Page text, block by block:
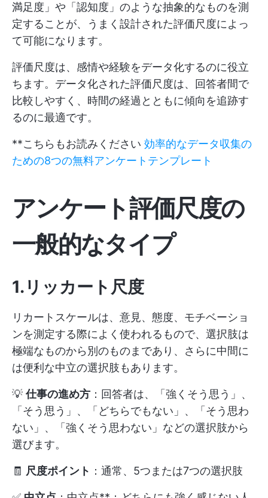
満足度」や「認知度」のような抽象的なものを測
定することが、うまく設計された評価尺度によっ
て可能になります。
評価尺度は、感情や経験をデータ化するのに役立
ちます。データ化された評価尺度は、回答者間で
比較しやすく、時間の経過とともに傾向を追跡す
るのに最適です。
**こちらもお読みください 効率的なデータ収集の
ための8つの無料アンケートテンプレート
アンケート評価尺度の
一般的なタイプ
1.リッカート尺度
リカートスケールは、意見、態度、モチベーショ
ンを測定する際によく使われるもので、選択肢は
極端なものから別のものまであり、さらに中間に
は便利な中立の選択肢もあります。
💡仕事の進め方 ：回答者は、「強くそう思う」、
「そう思う」、「どちらでもない」、「そう思わ
ない」、「強くそう思わない」などの選択肢から
選びます。
🧾 尺度ポイント ：通常、5つまたは7つの選択肢